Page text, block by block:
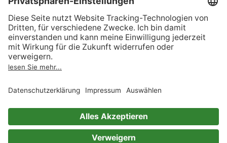
AGB
Informationen nach Data
Act
Verträge hier kündigen
Impressum
Immer ein gutes Buch